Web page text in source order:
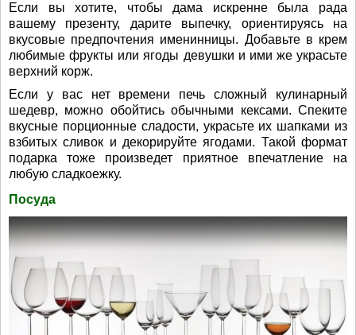
Если вы хотите, чтобы дама искренне была рада
вашему презенту, дарите выпечку, ориентируясь на
вкусовые предпочтения именинницы. Добавьте в крем
любимые фрукты или ягоды девушки и ими же украсьте
верхний корж.
Если у вас нет времени печь сложный кулинарный
шедевр, можно обойтись обычными кексами. Спеките
вкусные порционные сладости, украсьте их шапками из
взбитых сливок и декорируйте ягодами. Такой формат
подарка тоже произведет приятное впечатление на
любую сладкоежку.
Посуда